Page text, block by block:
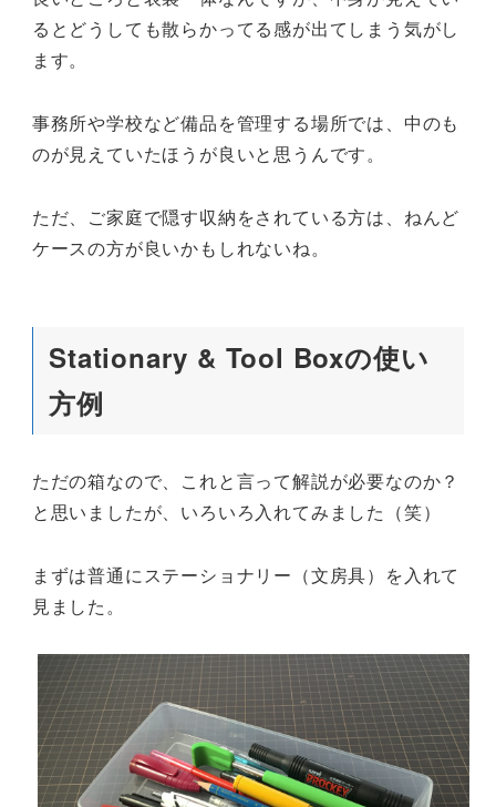
るとどうしても散らかってる感が出てしまう気がし
ます。
事務所や学校など備品を管理する場所では、中のも
のが見えていたほうが良いと思うんです。
ただ、ご家庭で隠す収納をされている方は、ねんど
ケースの方が良いかもしれないね。
Stationary & Tool Boxの使い
方例
ただの箱なので、これと言って解説が必要なのか？
と思いましたが、いろいろ入れてみました（笑）
まずは普通にステーショナリー（文房具）を入れて
見ました。